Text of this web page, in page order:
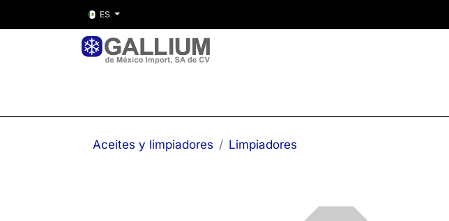
ES
Aceites y limpiadores Limpiadores